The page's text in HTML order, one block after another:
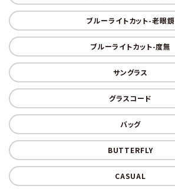
ブルーライトカット-老眼鏡
ブルーライトカット-度無
サングラス
グラスコード
バッグ
BUTTERFLY
CASUAL